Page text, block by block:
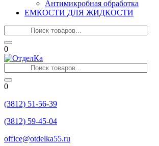
Антимикробная обработка
ЕМКОСТИ ДЛЯ ЖИДКОСТИ
0
0
(3812) 51-56-39
(3812) 59-45-04
office@otdelka55.ru